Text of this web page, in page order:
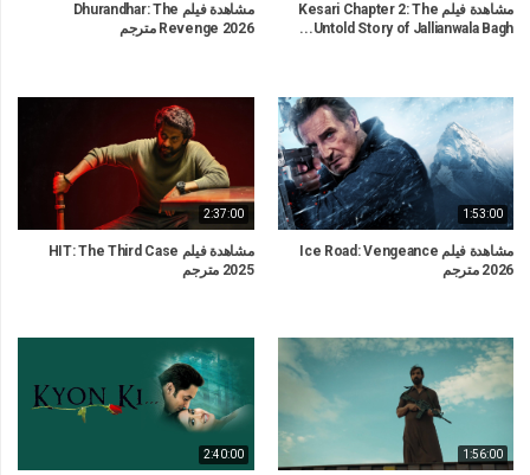
مشاهدة فيلم Kesari Chapter 2: The
Untold Story of Jallianwala Bagh...
مشاهدة فيلم Dhurandhar: The
Revenge 2026 مترجم
1:53:00
مشاهدة فيلم Ice Road: Vengeance
2026 مترجم
2:37:00
مشاهدة فيلم HIT: The Third Case
2025 مترجم
1:56:00
2:40:00